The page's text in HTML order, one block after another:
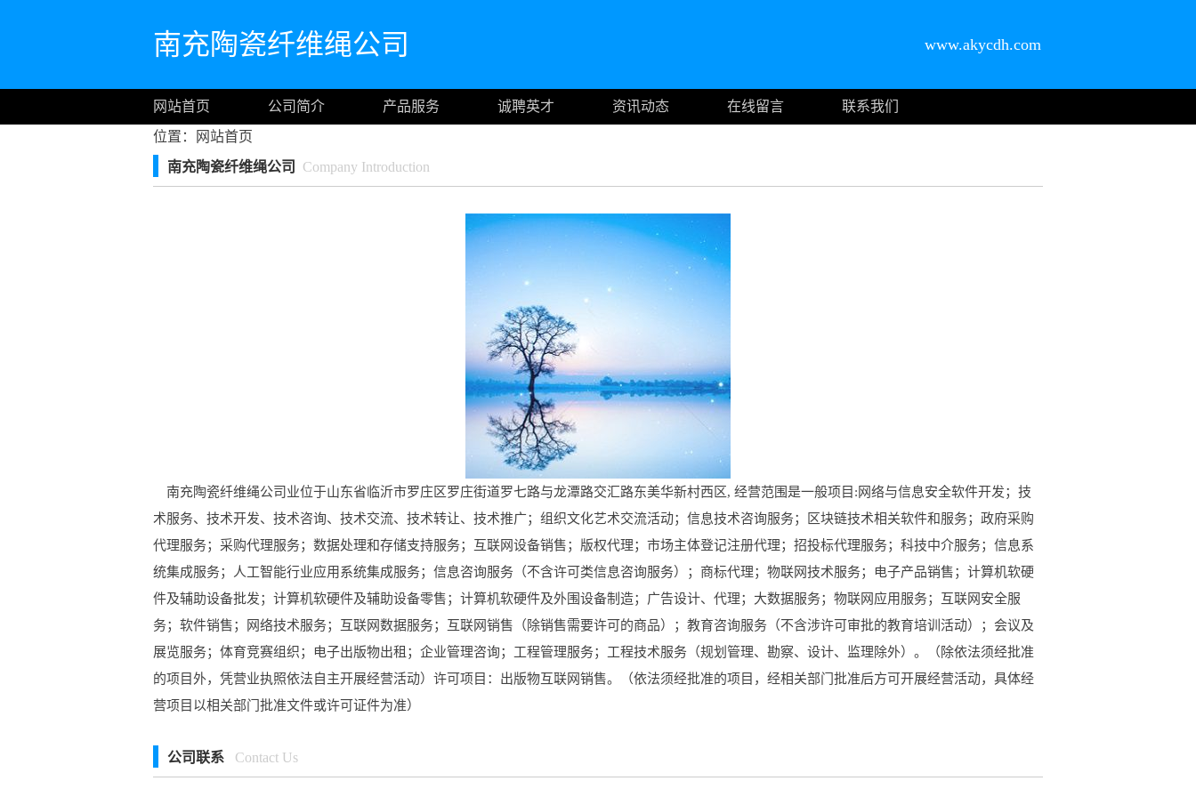
南充陶瓷纤维绳公司 www.akycdh.com
网站首页 公司简介 产品服务 诚聘英才 资讯动态 在线留言
联系我们
位置：
网站首页
南充陶瓷纤维绳公司
Company Introduction
南充陶瓷纤维绳公司业位于山东省临沂市罗庄区罗庄街道罗七路与龙潭路交汇路东美华新村西区, 经营范围是一般项目:网络与信息安全软件开发；技
术服务、技术开发、技术咨询、技术交流、技术转让、技术推广；组织文化艺术交流活动；信息技术咨询服务；区块链技术相关软件和服务；政府采购
代理服务；采购代理服务；数据处理和存储支持服务；互联网设备销售；版权代理；市场主体登记注册代理；招投标代理服务；科技中介服务；信息系
统集成服务；人工智能行业应用系统集成服务；信息咨询服务（不含许可类信息咨询服务）；商标代理；物联网技术服务；电子产品销售；计算机软硬
件及辅助设备批发；计算机软硬件及辅助设备零售；计算机软硬件及外围设备制造；广告设计、代理；大数据服务；物联网应用服务；互联网安全服
务；软件销售；网络技术服务；互联网数据服务；互联网销售（除销售需要许可的商品）；教育咨询服务（不含涉许可审批的教育培训活动）；会议及
展览服务；体育竞赛组织；电子出版物出租；企业管理咨询；工程管理服务；工程技术服务（规划管理、勘察、设计、监理除外）。（除依法须经批准
的项目外，凭营业执照依法自主开展经营活动）许可项目：出版物互联网销售。（依法须经批准的项目，经相关部门批准后方可开展经营活动，具体经
营项目以相关部门批准文件或许可证件为准）
公司联系 Contact Us